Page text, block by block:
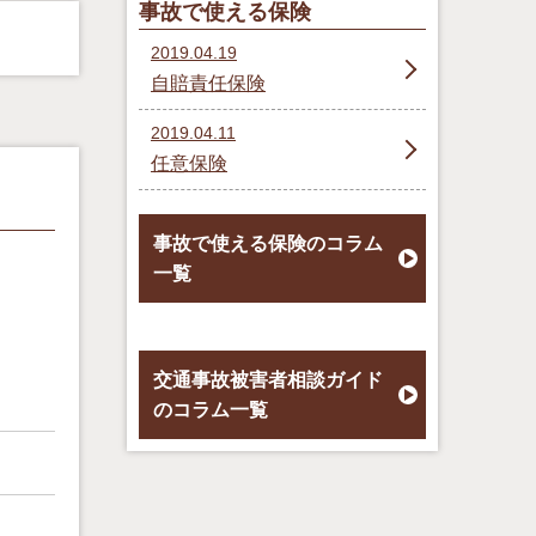
事故で使える保険
2019.04.19
自賠責任保険
2019.04.11
任意保険
事故で使える保険のコラム
一覧
交通事故被害者相談ガイド
のコラム一覧